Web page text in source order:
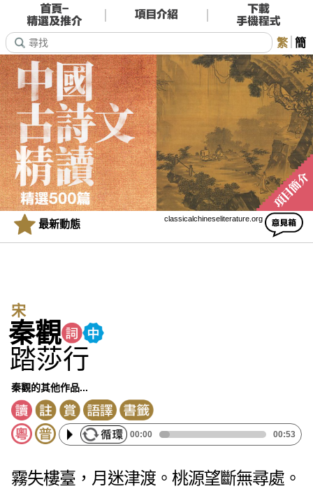
繁 簡
classicalchineseliterature.org
最新動態
宋
秦觀
踏莎行
秦觀的其他作品...
00:00 00:53
霧失樓臺，月迷津渡。桃源望斷無尋處。